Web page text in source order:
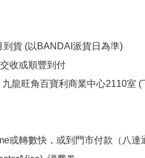
到貨 (以BANDAI派貨日為準)
收或順豐到付
九龍旺角百寶利商業中心2110室 (
或轉數快，或到門市付款（八達